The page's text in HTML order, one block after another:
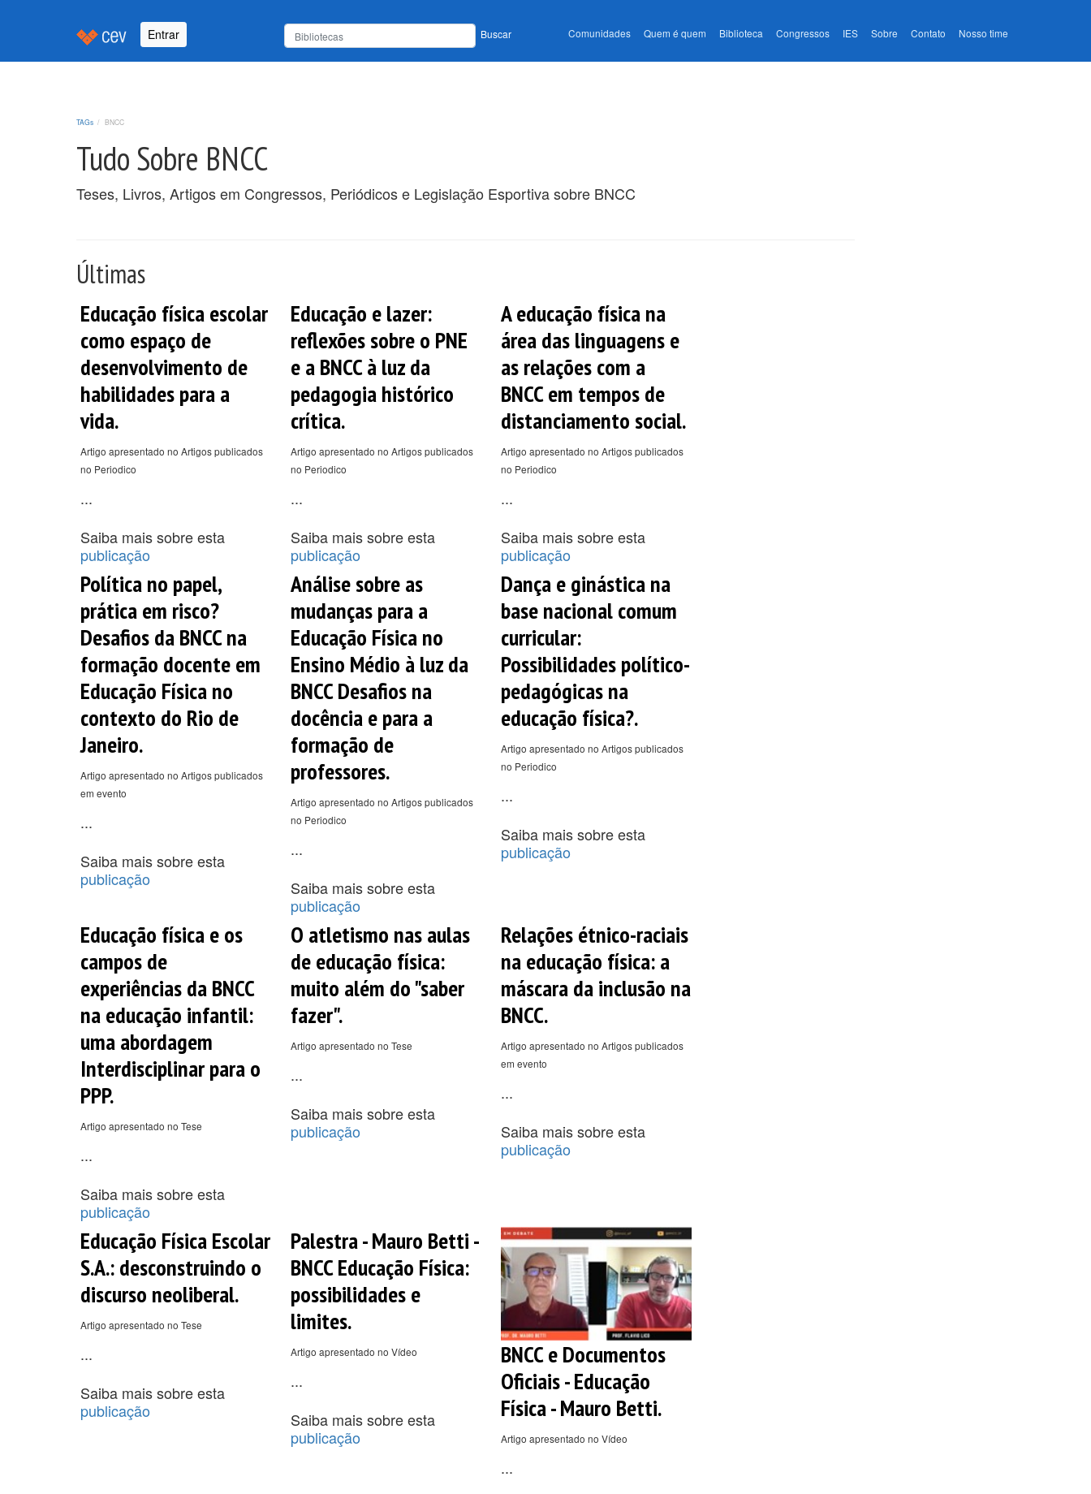
Entrar Buscar Comunidades Quem é quem Biblioteca Congressos IES Sobre Contato Nosso time
TAGs BNCC
Tudo Sobre BNCC
Teses, Livros, Artigos em Congressos, Periódicos e Legislação Esportiva sobre BNCC
Últimas
Educação física escolar
como espaço de
desenvolvimento de
habilidades para a
vida.
Artigo apresentado no Artigos publicados
no Periodico
...
Saiba mais sobre esta
publicação
Educação e lazer:
reflexões sobre o PNE
e a BNCC à luz da
pedagogia histórico
crítica.
Artigo apresentado no Artigos publicados
no Periodico
...
Saiba mais sobre esta
publicação
A educação física na
área das linguagens e
as relações com a
BNCC em tempos de
distanciamento social.
Artigo apresentado no Artigos publicados
no Periodico
...
Saiba mais sobre esta
publicação
Política no papel,
prática em risco?
Desafios da BNCC na
formação docente em
Educação Física no
contexto do Rio de
Janeiro.
Artigo apresentado no Artigos publicados
em evento
...
Saiba mais sobre esta
publicação
Análise sobre as
mudanças para a
Educação Física no
Ensino Médio à luz da
BNCC Desafios na
docência e para a
formação de
professores.
Artigo apresentado no Artigos publicados
no Periodico
...
Saiba mais sobre esta
publicação
Dança e ginástica na
base nacional comum
curricular:
Possibilidades político-
pedagógicas na
educação física?.
Artigo apresentado no Artigos publicados
no Periodico
...
Saiba mais sobre esta
publicação
Educação física e os
campos de
experiências da BNCC
na educação infantil:
uma abordagem
Interdisciplinar para o
PPP.
Artigo apresentado no Tese
...
Saiba mais sobre esta
publicação
O atletismo nas aulas
de educação física:
muito além do "saber
fazer".
Artigo apresentado no Tese
...
Saiba mais sobre esta
publicação
Relações étnico-raciais
na educação física: a
máscara da inclusão na
BNCC.
Artigo apresentado no Artigos publicados
em evento
...
Saiba mais sobre esta
publicação
Educação Física Escolar
S.A.: desconstruindo o
discurso neoliberal.
Artigo apresentado no Tese
...
Saiba mais sobre esta
publicação
Palestra - Mauro Betti -
BNCC Educação Física:
possibilidades e
limites.
Artigo apresentado no Vídeo
...
Saiba mais sobre esta
publicação
BNCC e Documentos
Oficiais - Educação
Física - Mauro Betti.
Artigo apresentado no Vídeo
...